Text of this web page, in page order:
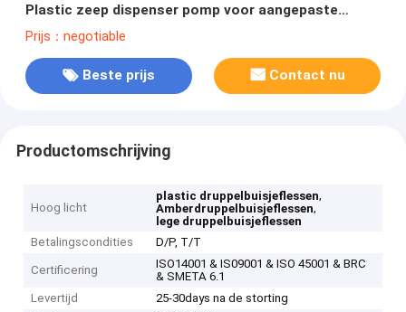
Plastic zeep dispenser pomp voor aangepaste
cosmetische flessen
Prijs：negotiable
Beste prijs Contact nu
Productomschrijving
Hoog licht
plastic druppelbuisjeflessen,
Amberdruppelbuisjeflessen,
lege druppelbuisjeflessen
Betalingscondities
D/P, T/T
Certificering
ISO14001 & IS09001 & ISO 45001 & BRC
& SMETA 6.1
Levertijd
25-30days na de storting